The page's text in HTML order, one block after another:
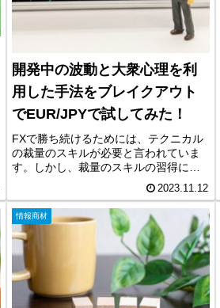
開発中の波動と大衆心理を利
用した手法をブレイクアウト
でEUR/JPYで試してみた！
FXで勝ち続けるためには、テクニカル
の裁量のスキルが必要と言われていま
す。しかし、裁量のスキルの習得に
は、時間がかかりますので効率化が求
められます。そこで、現在練習ソフト
を用いて時短で波動と大衆心理を利用
した手法の開発に取り組んでいます。
今...
2023.11.12
情報商材